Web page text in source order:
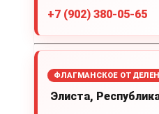
+7 (902) 380-05-65
ФЛАГМАНСКОЕ
Элиста,